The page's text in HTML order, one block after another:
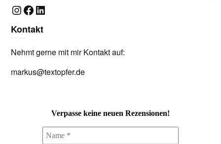
Instagram
Facebook
LinkedIn
Kontakt
Nehmt gerne mit mir Kontakt auf:
markus@textopfer.de
Verpasse keine neuen Rezensionen!